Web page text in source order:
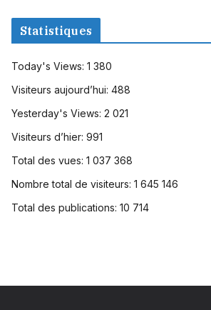
Statistiques
Today's Views: 1 380
Visiteurs aujourd’hui: 488
Yesterday's Views: 2 021
Visiteurs d’hier: 991
Total des vues: 1 037 368
Nombre total de visiteurs: 1 645 146
Total des publications: 10 714